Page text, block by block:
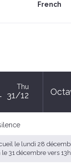
French
Thu
31/12
le lundi 28
le 31 décembre vers